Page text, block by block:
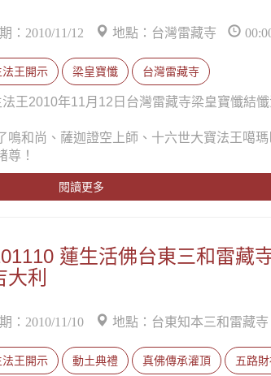
：2010/11/12 地點：台灣雷藏寺
法王開示 梁皇寶懺 台灣雷藏寺
法王2010年11月12日台灣雷藏寺梁皇寶懺結
鳴和尚、薩迦證空上師、十六世大寶法王噶
尊！
閱讀更多
蓮生活佛台東三和雷藏
大利
：2010/11/10 地點：台東知本三和雷藏寺
法王開示 動土典禮 真佛傳承灌頂 五路